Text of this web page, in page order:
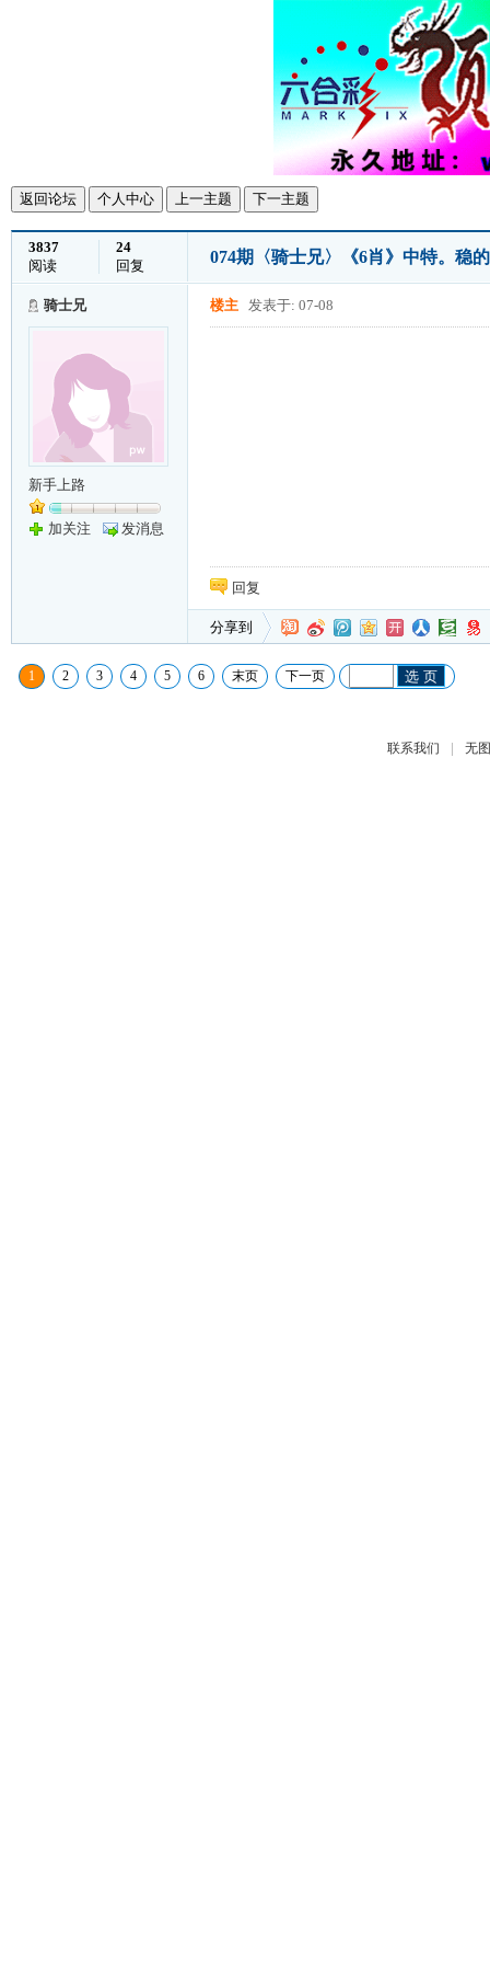
返回论坛 个人中心 上一主题 下一主题
3837
阅读
24
回复
074期〈骑士兄〉《6肖》中特。稳
骑士兄
新手上路
加关注 发消息
楼主 发表于: 07-08
回复
分享到
1 2 3 4 5 6 末页 下一页 选 页
联系我们 | 无